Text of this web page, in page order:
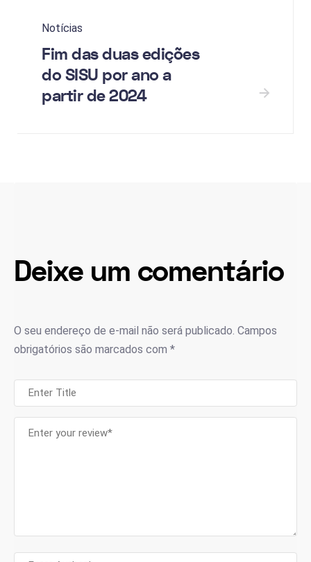
Notícias
Fim das duas edições
do SISU por ano a
partir de 2024
Deixe um comentário
O seu endereço de e-mail não será publicado. Campos
obrigatórios são marcados com *